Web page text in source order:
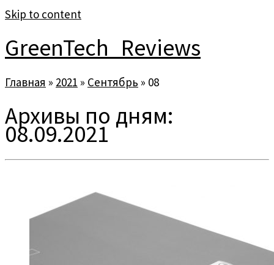
Skip to content
GreenTech_Reviews
Главная » 2021 » Сентябрь » 08
Архивы по дням:
08.09.2021